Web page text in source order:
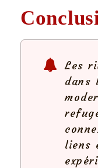
Les
dans
liens